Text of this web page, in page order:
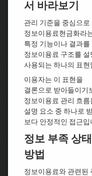
서 바라보기
관리 기준을 중심으로
정보이용료현금화라
특정 기능이나 결과를
정보이용료 구조를
사용되는 하나의 표현
이용자는 이 표현을
결론으로 받아들이기
정보이용료 관리 흐
설명 요소 중 하나로
보다 안정적인 접근입
정보 부족 상
방법
정보이용료와 관련된